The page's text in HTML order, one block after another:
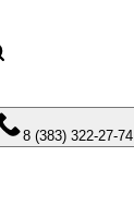
8 (383) 322-27-74